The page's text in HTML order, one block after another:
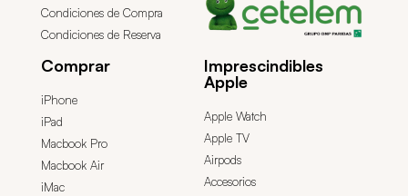
Condiciones de Compra
Condiciones de Reserva
Comprar
iPhone
iPad
Macbook Pro
Macbook Air
iMac
Imprescindibles
Apple
Apple Watch
Apple TV
Airpods
Accesorios